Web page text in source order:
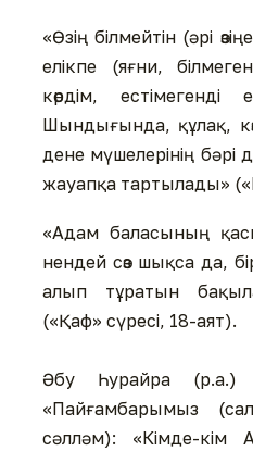
«Өзің білмейтін (әрі
елікпе (яғни,
көрдім,
Шындығында, құлақ,
дене мүшелерінің
жауапқа тартылады»
«Адам баласының
нендей сөз шықса да,
алып тұратын
(«Қаф» сүресі, 18-аят).
Әбу Һурайра (р.а.)
«Пайғамбарымыз
сәлләм): «Кімде-кім